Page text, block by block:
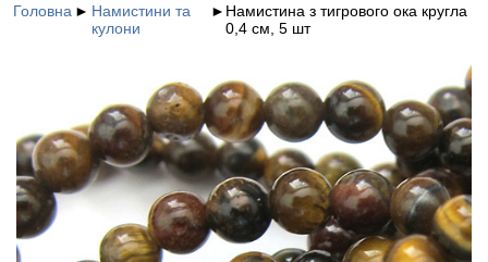
Головна ► Намистини та
кулони
► Намистина з тигрового ока кругла
0,4 см, 5 шт